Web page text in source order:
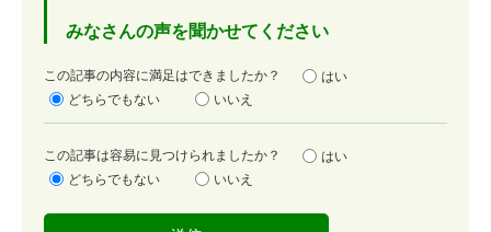
みなさんの声を聞かせてください
満
足
この記事の内容に満足はできましたか？
はい
どちらでもない
いいえ
容
易
この記事は容易に見つけられましたか？
はい
どちらでもない
いいえ